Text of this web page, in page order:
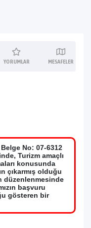
YORUMLAR MESAFELER
No: 07-6312
Turizm amaçlı
konusunda
çıkarmış olduğu
düzenlenmesinde
başvuru
gösteren bir